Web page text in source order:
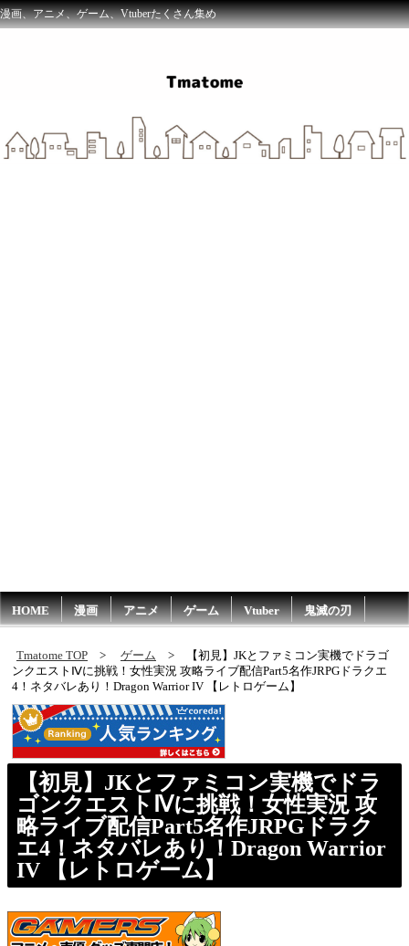
漫画、アニメ、ゲーム、Vtuberたくさん集め
HOME 漫画 アニメ ゲーム Vtuber 鬼滅の刃
Tmatome TOP ゲーム
【初見】JKとファミコン実機でドラゴ
ンクエストⅣに挑戦！女性実況 攻略ライブ配信Part5名作JRPGドラクエ
4！ネタバレあり！Dragon Warrior IV 【レトロゲーム】
【初見】JKとファミコン実機でドラ
ゴンクエストⅣに挑戦！女性実況 攻
略ライブ配信Part5名作JRPGドラク
エ4！ネタバレあり！Dragon Warrior
IV 【レトロゲーム】